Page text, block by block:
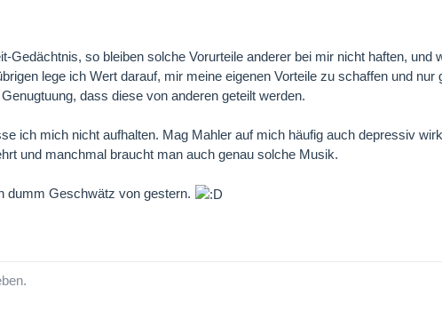
Gedächtnis, so bleiben solche Vorurteile anderer bei mir nicht haften, und
lege ich Wert darauf, mir meine eigenen Vorteile zu schaffen und nur
dass diese von anderen geteilt werden.
ich mich nicht aufhalten. Mag Mahler auf mich häufig auch depressiv
und manchmal braucht man auch genau solche Musik.
dumm Geschwätz von gestern.